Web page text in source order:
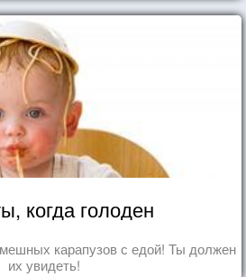
когда голоден
карапузов с едой! Ты должен
их увидеть!